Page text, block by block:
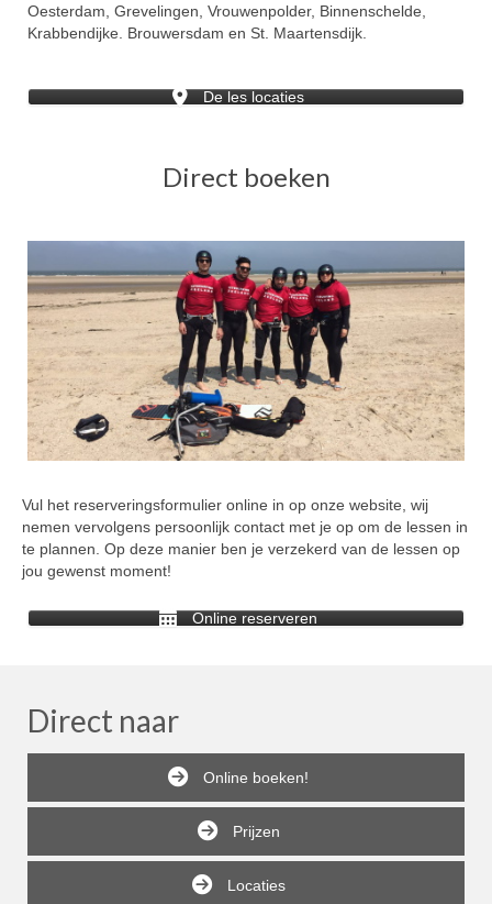
Oesterdam, Grevelingen, Vrouwenpolder, Binnenschelde,
Krabbendijke. Brouwersdam en St. Maartensdijk.
De les locaties
Direct boeken
Vul het reserveringsformulier online in op onze website, wij
nemen vervolgens persoonlijk contact met je op om de lessen in
te plannen. Op deze manier ben je verzekerd van de lessen op
jou gewenst moment!
Online reserveren
Direct naar
Online boeken!
Prijzen
Locaties